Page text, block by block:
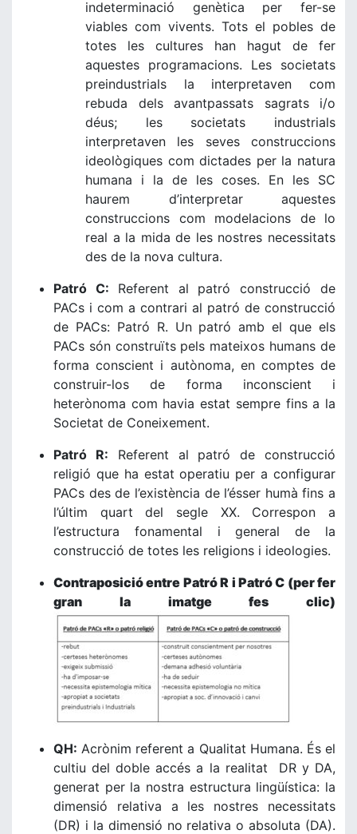
indeterminació genètica per fer-se
viables com vivents. Tots el pobles de
totes les cultures han hagut de fer
aquestes programacions. Les societats
preindustrials la interpretaven com
rebuda dels avantpassats sagrats i/o
déus; les societats industrials
interpretaven les seves construccions
ideològiques com dictades per la natura
humana i la de les coses. En les SC
haurem d’interpretar aquestes
construccions com modelacions de lo
real a la mida de les nostres necessitats
des de la nova cultura.
Patró C: Referent al patró construcció de
PACs i com a contrari al patró de construcció
de PACs: Patró R. Un patró amb el que els
PACs són construïts pels mateixos humans de
forma conscient i autònoma, en comptes de
construir-los de forma inconscient i
heterònoma com havia estat sempre fins a la
Societat de Coneixement.
Patró R: Referent al patró de construcció
religió que ha estat operatiu per a configurar
PACs des de l’existència de l’ésser humà fins a
l’últim quart del segle XX. Correspon a
l’estructura fonamental i general de la
construcció de totes les religions i ideologies.
Contraposició entre Patró R i Patró C (per fer
gran la imatge fes clic)
QH: Acrònim referent a Qualitat Humana. És el
cultiu del doble accés a la realitat DR y DA,
generat per la nostra estructura lingüística: la
dimensió relativa a les nostres necessitats
(DR) i la dimensió no relativa o absoluta (DA).